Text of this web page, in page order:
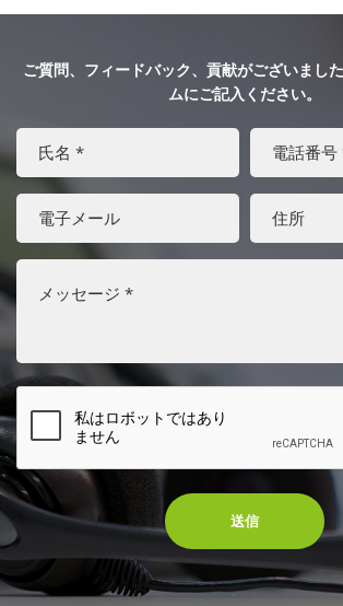
ご質問、フィードバック、貢献がございまし
ムにご記入ください。
送信